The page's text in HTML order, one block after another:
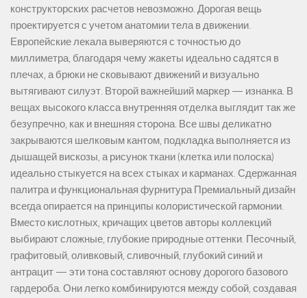
конструкторских расчетов невозможно. Дорогая вещь
проектируется с учетом анатомии тела в движении.
Европейские лекала выверяются с точностью до
миллиметра, благодаря чему жакеты идеально садятся в
плечах, а брюки не сковывают движений и визуально
вытягивают силуэт. Второй важнейший маркер — изнанка. В
вещах высокого класса внутренняя отделка выглядит так же
безупречно, как и внешняя сторона. Все швы деликатно
закрываются шелковым кантом, подкладка выполняется из
дышащей вискозы, а рисунок ткани (клетка или полоска)
идеально стыкуется на всех стыках и карманах. Сдержанная
палитра и функциональная фурнитура Премиальный дизайн
всегда опирается на принципы колористической гармонии.
Вместо кислотных, кричащих цветов авторы коллекций
выбирают сложные, глубокие природные оттенки. Песочный,
графитовый, оливковый, сливочный, глубокий синий и
антрацит — эти тона составляют основу дорогого базового
гардероба. Они легко комбинируются между собой, создавая